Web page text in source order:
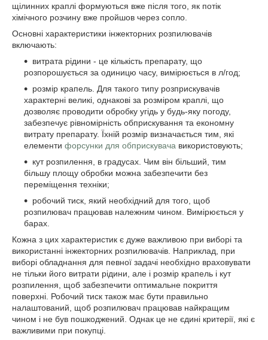
щілинних краплі формуються вже після того, як потік
хімічного розчину вже пройшов через сопло.
Основні характеристики інжекторних розпилювачів
включають:
витрата рідини - це кількість препарату, що
розпорошується за одиницю часу, вимірюється в л/год;
розмір крапель. Для такого типу розприскувачів
характерні великі, однакові за розміром краплі, що
дозволяє проводити обробку угідь у будь-яку погоду,
забезпечує рівномірність обприскування та економну
витрату препарату. Їхній розмір визначається тим, які
елементи форсунки для обприскувача використовують;
кут розпилення, в градусах. Чим він більший, тим
більшу площу обробки можна забезпечити без
переміщення техніки;
робочий тиск, який необхідний для того, щоб
розпилювач працював належним чином. Вимірюється у
барах.
Кожна з цих характеристик є дуже важливою при виборі та
використанні інжекторних розпилювачів. Наприклад, при
виборі обладнання для певної задачі необхідно враховувати
не тільки його витрати рідини, але і розмір крапель і кут
розпилення, щоб забезпечити оптимальне покриття
поверхні. Робочий тиск також має бути правильно
налаштований, щоб розпилювач працював найкращим
чином і не був пошкоджений. Однак це не єдині критерії, які є
важливими при покупці.